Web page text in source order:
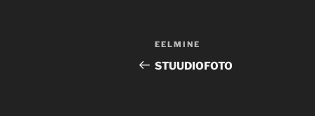
Navigeerimine
Previous
Post
EELMINE
STUUDIOFOTO